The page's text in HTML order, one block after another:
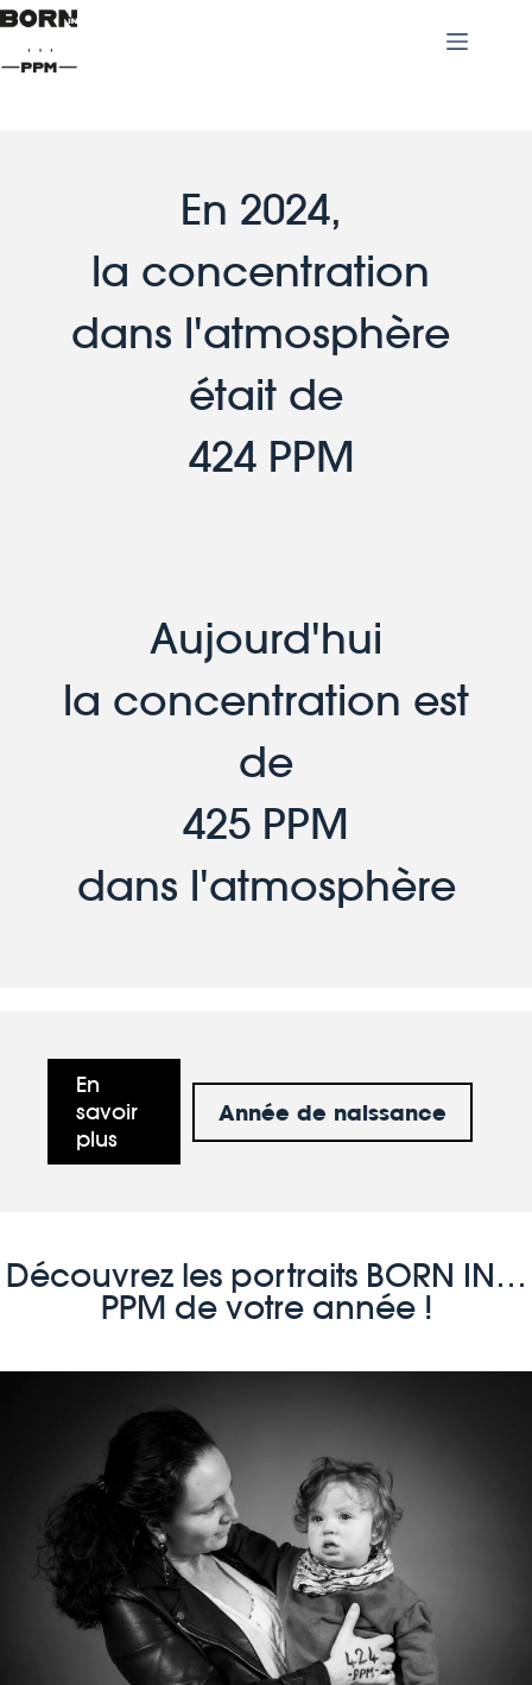
En 2024,
la concentration
dans l'atmosphère
était de
424 PPM
Aujourd'hui
la concentration est
de
425 PPM
dans l'atmosphère
En
savoir
plus
Année de naissance
Découvrez les portraits BORN IN…
PPM de votre année !